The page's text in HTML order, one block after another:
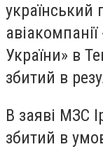
український
авіакомпанії
України» в
збитий в
В заяві МЗС
збитий в